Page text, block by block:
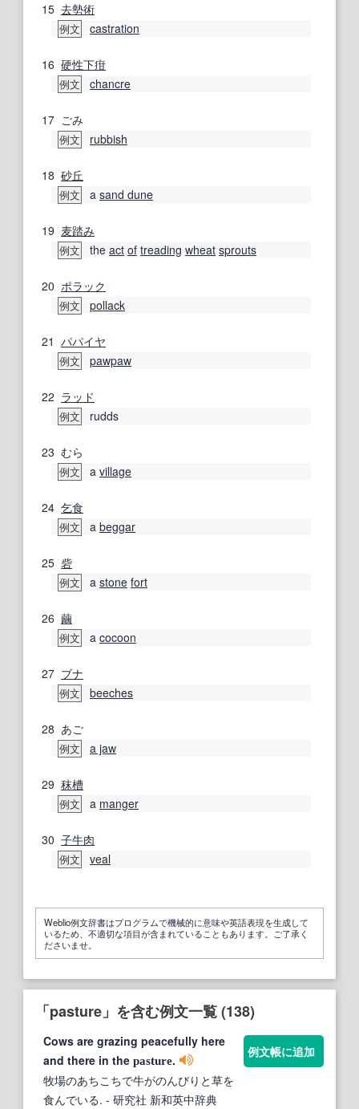
15 去勢術
例文 castration
16 硬性下疳
例文 chancre
17 ごみ
例文 rubbish
18 砂丘
例文 a sand dune
19 麦踏み
例文 the act of treading wheat sprouts
20 ポラック
例文 pollack
21 パパイヤ
例文 pawpaw
22 ラッド
例文 rudds
23 むら
例文 a village
24 乞食
例文 a beggar
25 砦
例文 a stone fort
26 繭
例文 a cocoon
27 ブナ
例文 beeches
28 あご
例文 a jaw
29 秣槽
例文 a manger
30 子牛肉
例文 veal
Weblio例文辞書はプログラムで機械的に意味や英語表現を生成して
いるため、不適切な項目が含まれていることもあります。ご了承く
ださいませ。
「pasture」を含む例文一覧 (138)
Cows are grazing peacefully here
and there in the pasture.
牧場のあちこちで牛がのんびりと草を
食んでいる. - 研究社 新和英中辞典
例文帳に追加